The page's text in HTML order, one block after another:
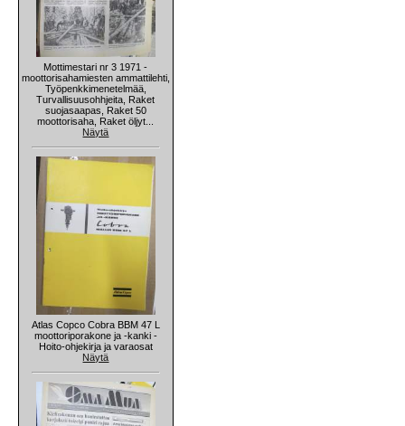
Mottimestari nr 3 1971 -
moottorisahamiesten ammattilehti,
Työpenkkimenetelmää,
Turvallisuusohhjeita, Raket
suojasaapas, Raket 50
moottorisaha, Raket öljyt...
Näytä
Atlas Copco Cobra BBM 47 L
moottoriporakone ja -kanki -
Hoito-ohjekirja ja varaosat
Näytä